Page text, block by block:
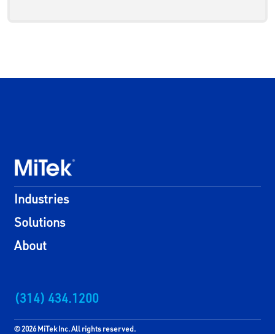
Industries
Solutions
About
(314) 434.1200
© 2026 MiTek Inc. All rights reserved.